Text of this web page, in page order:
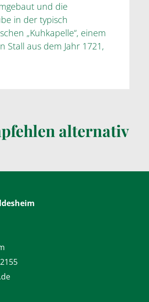
und die
in der typisch
„Kuhkapelle“, einem
Stall aus dem Jahr 1721,
alternativ